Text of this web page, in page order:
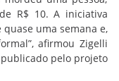
R$ 10. A iniciativa
uma semana e,
afirmou Zigelli
pelo projeto